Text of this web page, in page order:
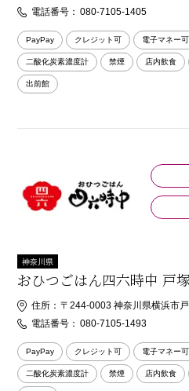
電話番号： 080-7105-1405
PayPay クレジット可 電子マネー可
二酸化炭素濃度計 禁煙 店内飲食
出前館
神奈川県
おひつごはん四六時中 戸
住所： 〒244-0003 神奈川県横浜市
電話番号： 080-7105-1493
PayPay クレジット可 電子マネー可
二酸化炭素濃度計 禁煙 店内飲食